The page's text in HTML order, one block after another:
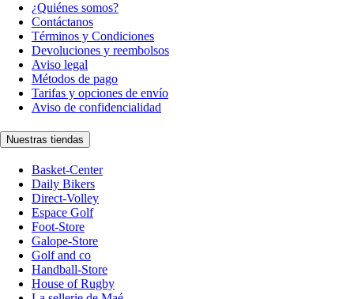
¿Quiénes somos?
Contáctanos
Términos y Condiciones
Devoluciones y reembolsos
Aviso legal
Métodos de pago
Tarifas y opciones de envío
Aviso de confidencialidad
Nuestras tiendas
Basket-Center
Daily Bikers
Direct-Volley
Espace Golf
Foot-Store
Galope-Store
Golf and co
Handball-Store
House of Rugby